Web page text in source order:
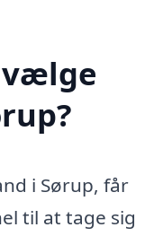
vælge
i Sørup, får
til at tage sig